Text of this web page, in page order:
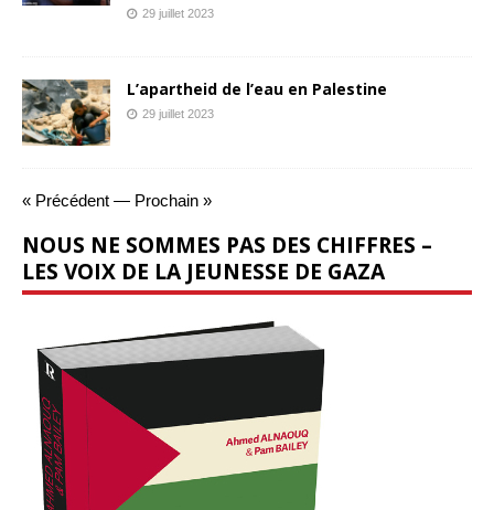
29 juillet 2023
L’apartheid de l’eau en Palestine
29 juillet 2023
« Précédent — Prochain »
NOUS NE SOMMES PAS DES CHIFFRES –
LES VOIX DE LA JEUNESSE DE GAZA